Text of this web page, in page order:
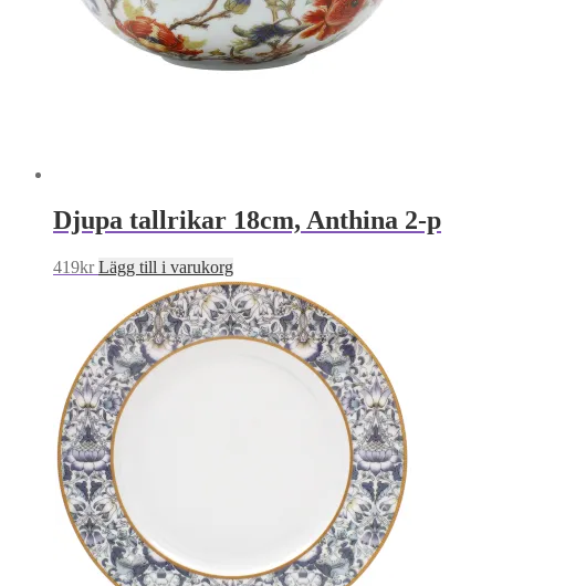
Djupa tallrikar 18cm, Anthina 2-p
419kr Lägg till i varukorg